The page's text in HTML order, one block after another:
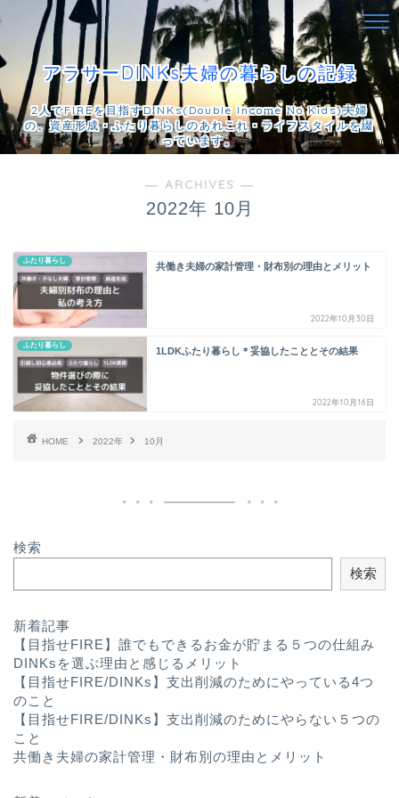
アラサーDINKs夫婦の暮らしの記録
2人でFIREを目指すDINKs(Double Income No Kids)夫婦
の、資産形成・ふたり暮らしのあれこれ・ライフスタイルを綴
っています。
― ARCHIVES ―
2022年 10月
ふたり暮らし
共働き夫婦の家計管理・財布別の理由とメリット
2022年10月30日
ふたり暮らし
1LDKふたり暮らし＊妥協したこととその結果
2022年10月16日
HOME 2022年 10月
検索
検索
新着記事
【目指せFIRE】誰でもできるお金が貯まる５つの仕組み
DINKsを選ぶ理由と感じるメリット
【目指せFIRE/DINKs】支出削減のためにやっている4つ
のこと
【目指せFIRE/DINKs】支出削減のためにやらない５つの
こと
共働き夫婦の家計管理・財布別の理由とメリット
ライフハック
ふたり暮らし